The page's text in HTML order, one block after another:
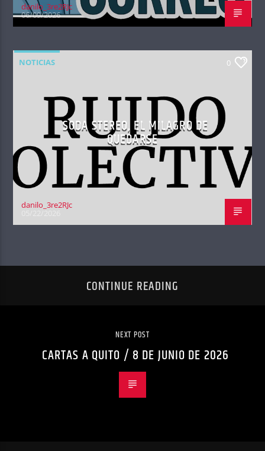
danilo_3re2RJc
06/09/2026
NOTICIAS 0
SODA STEREO, EL MILAGRO DE
QUEDARSE
danilo_3re2RJc
CONTINUE READING
NEXT POST
CARTAS A QUITO / 8 DE JUNIO DE 2026